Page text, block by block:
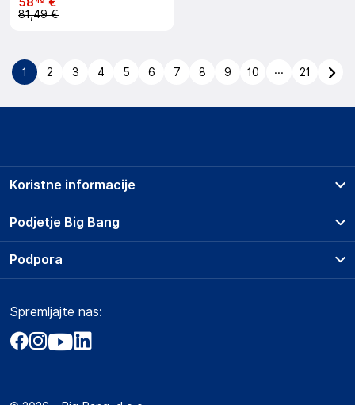
81,49 €
1 2 3 4 5 6 7 8 9 10 ... 21
Podjetje Big Bang
O podjetju
Obvestila za javnost
Akt o digitalnih storitvah
Koristne informacije
Prodajna mesta
Storitve
Dostava, vnos in odvoz
Zavarovanje izdelkov
Podpora
Marketplace
Kako oddati naročilo?
Spremljajte nas: